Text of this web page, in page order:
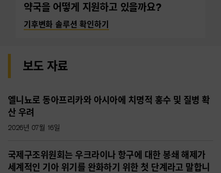
약국을 어떻게 지원하고 있을까요?
기후변화 솔루션 확인하기
보도 자료
엘니뇨로 동아프리카와 아시아에 치명적 홍수 및 질병 확
산 우려
2026년 07월 16일
국제구조위원회는 우크라이나 항구에 대한 봉쇄 해제가
세계적인 기아 위기를 완화하기 위한 첫 단계라고 말합니